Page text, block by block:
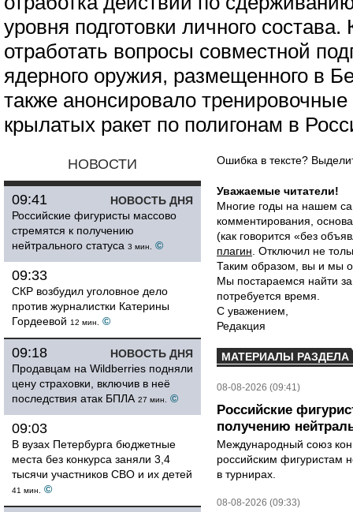
уровня подготовки личного
отработать вопросы совместной
ядерного оружия, размещенного в
также анонсировало
крылатых ракет по полигонам в
НОВОСТИ
НОВОСТЬ ДНЯ
09:41
Российские фигуристы массово
стремятся к получению
нейтрального статуса 3 мин. ©
09:33
СКР возбудил уголовное дело
против журналистки Катерины
Гордеевой 12 мин. ©
НОВОСТЬ ДНЯ
09:18
Продавцам на Wildberries подняли
цену страховки, включив в неё
последствия атак БПЛА 27 мин. ©
09:03
В вузах Петербурга бюджетные
места без конкурса заняли 3,4
тысячи участников СВО и их детей
41 мин. ©
Ошибка в тексте?
Уважаемые читатели!
Многие годы на нашем
комментирования,
(как говорится «без
плагин . Отключил не
Таким образом, вы и мы
Мы постараемся найти
потребуется время.
С уважением,
Редакция
МАТЕРИАЛЫ РАЗДЕЛА
08-08-2026 (09:41)
Российские
получению
Международный союз
российским фигуристам
в турнирах.
08-08-2026 (09:33)